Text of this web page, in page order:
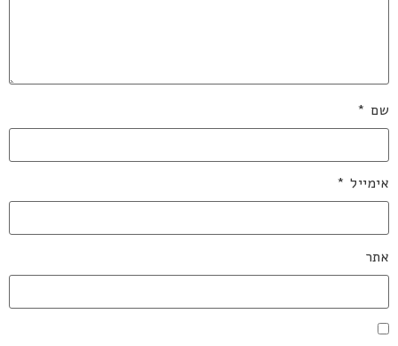
שם *
אימייל *
אתר